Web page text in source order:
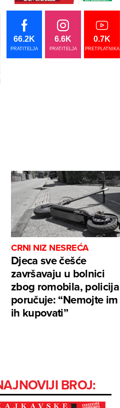
66.2K
PRATITELJA
6.6K
PRATITELJA
0.7K
PRETPLATNIKA
CRNI NIZ NESREĆA
Djeca sve češće
završavaju u bolnici
zbog romobila, policija
poručuje: “Nemojte im
ih kupovati”
BROJ: